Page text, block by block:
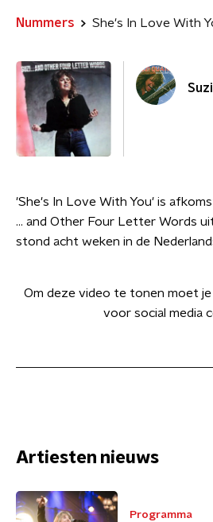
Nummers She's In Love With
'She's In Love With You' is
... and Other Four Letter Words
stond acht weken in de
Om deze video te tonen moet je
voor social media
Artiesten nieuws
Programma